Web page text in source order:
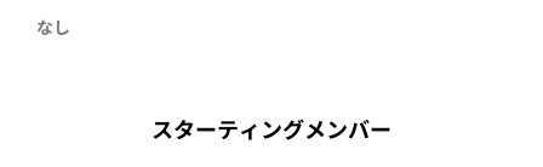
なし
スターティングメンバー